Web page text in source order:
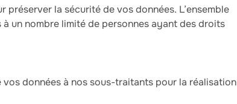
la sécurité de vos données. L’ensemble
un nombre limité de personnes ayant des droits
données à nos sous-traitants pour la réalisation